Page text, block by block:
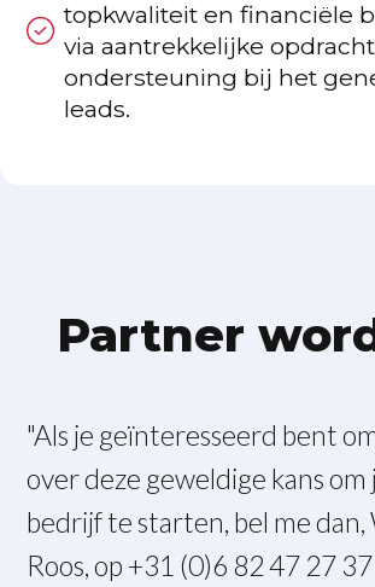
topkwaliteit en financiële
via aantrekkelijke
ondersteuning bij het
leads.
Partner
"Als je geïnteresseerd bent
over deze geweldige kans om
bedrijf te starten, bel me
Roos, op +31 (0)6 82 47 27